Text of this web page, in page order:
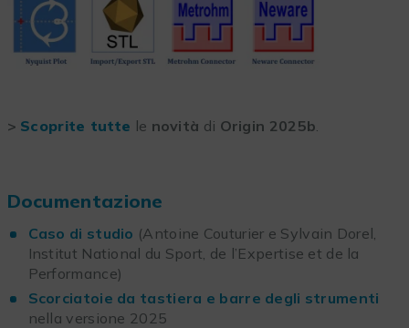
> Scoprite tutte le novità di Origin 2025b.
Documentazione
Caso di studio (Antoine Couturier e Sylvain Dorel,
Institut National du Sport, de l’Expertise et de la
Performance)
Scorciatoie da tastiera e barre degli strumenti
nella versione 2025